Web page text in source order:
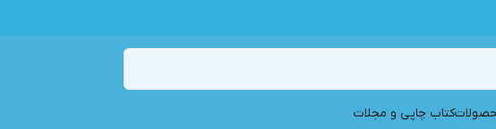
کتاب چاپی و مجلات